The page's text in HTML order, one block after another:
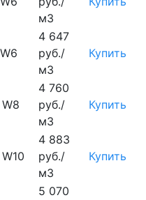
м3
4 647
руб./
м3
Купить
4 760
руб./
м3
Купить
4 883
руб./
м3
Купить
5 070